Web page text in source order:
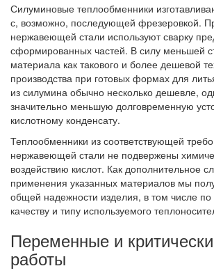
Силуминовые теплообменники
с, возможно, последующей фрезеровкой.
нержавеющей стали используют сварку
сформированных частей. В силу меньшей
материала как такового и более дешевой
производства при готовых формах для
из силумина обычно несколько дешевле,
значительно меньшую долговременную
кислотному конденсату.
Теплообменники из соответствующей
нержавеющей стали не подвержены
воздействию кислот. Как дополнительное
применения указанных материалов мы
общей надежности изделия, в том числе
качеству и типу используемого
Переменные и
работы